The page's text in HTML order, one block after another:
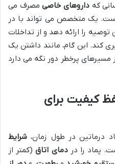
کهداروهای خاصیمصرف می
است. یک متخصص می تواند با در
توصیه را ارائه دهد و از تداخلات
کند. این گام، مانند داشتن یک
پرخطر دور نگه می دارد
کیفیت برای
درماتین در طول زمان، شرایط
پماد را دردمای اتاق(کمتر از